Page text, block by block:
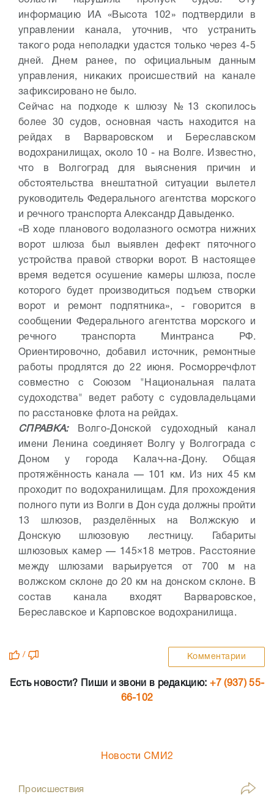
информацию ИА «Высота 102» подтвердили в
управлении канала, уточнив, что устранить
такого рода неполадки удастся только через 4-5
дней. Днем ранее, по официальным данным
управления, никаких происшествий на канале
зафиксировано не было.
Сейчас на подходе к шлюзу №13 скопилось
более 30 судов, основная часть находится на
рейдах в Варваровском и Береславском
водохранилищах, около 10 - на Волге. Известно,
что в Волгоград для выяснения причин и
обстоятельства внештатной ситуации вылетел
руководитель Федерального агентства морского
и речного транспорта Александр Давыденко.
«В ходе планового водолазного осмотра нижних
ворот шлюза был выявлен дефект пяточного
устройства правой створки ворот. В настоящее
время ведется осушение камеры шлюза, после
которого будет производиться подъем створки
ворот и ремонт подпятника», - говорится в
сообщении Федерального агентства морского и
речного транспорта Минтранса РФ.
Ориентировочно, добавил источник, ремонтные
работы продлятся до 22 июня. Росморречфлот
совместно с Союзом "Национальная палата
судоходства" ведет работу с судовладельцами
по расстановке флота на рейдах.
СПРАВКА:Волго-Донской судоходный канал
имени Ленина соединяет Волгу у Волгограда с
Доном у города Калач-на-Дону. Общая
протяжённость канала — 101 км. Из них 45 км
проходит по водохранилищам. Для прохождения
полного пути из Волги в Дон суда должны пройти
13 шлюзов, разделённых на Волжскую и
Донскую шлюзовую лестницу. Габариты
шлюзовых камер — 145×18 метров. Расстояние
между шлюзами варьируется от 700 м на
волжском склоне до 20 км на донском склоне. В
состав канала входят Варваровское,
Береславское и Карповское водохранилища.
/ Комментарии
Есть новости? Пиши и звони в редакцию: +7 (937) 55-
66-102
Новости СМИ2
Происшествия